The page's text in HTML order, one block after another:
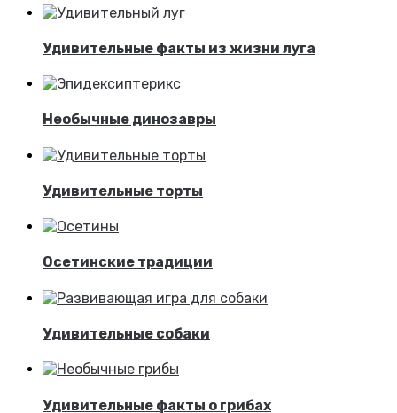
Удивительные факты из жизни луга
Необычные динозавры
Удивительные торты
Осетинские традиции
Удивительные собаки
Удивительные факты о грибах